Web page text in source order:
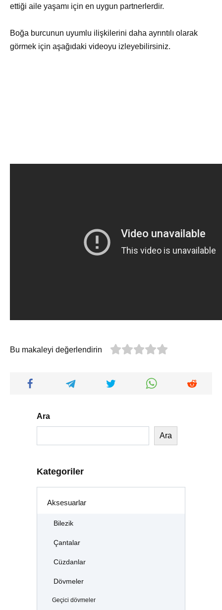
ettiği aile yaşamı için en uygun partnerlerdir.
Boğa burcunun uyumlu ilişkilerini daha ayrıntılı olarak
görmek için aşağıdaki videoyu izleyebilirsiniz.
Bu makaleyi değerlendirin
Ara
Ara
Kategoriler
Aksesuarlar
Bilezik
Çantalar
Cüzdanlar
Dövmeler
Geçici dövmeler